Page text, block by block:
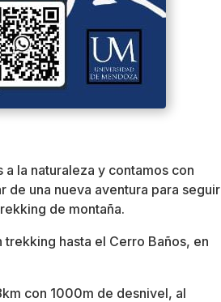
la naturaleza y contamos con
una nueva aventura para seguir
de montaña.
hasta el Cerro Baños, en
con 1000m de desnivel, al